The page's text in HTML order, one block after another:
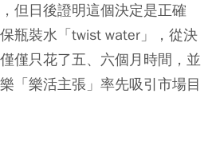
但日後證明這個決定是正確
瓶裝水「twist water」，從決
僅只花了五、六個月時間，並
「樂活主張」率先吸引市場目